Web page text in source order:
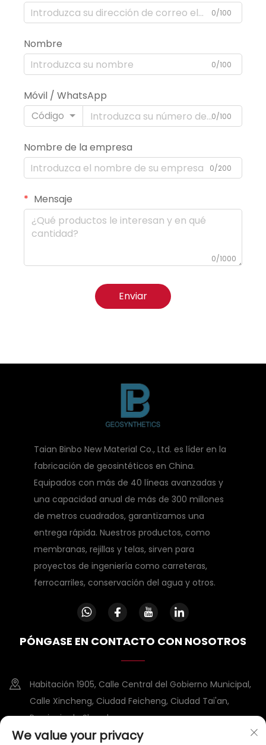
0/100
Nombre
0/100
Móvil / WhatsApp
Código
0/100
Nombre de la empresa
0/200
Mensaje
0/1000
Enviar
Taian Binbo New Material Co., Ltd. es líder en la
fabricación de geosintéticos en China.
Equipados con más de 40 líneas avanzadas y
una capacidad anual de más de 300 millones
de metros cuadrados, garantizamos una
entrega rápida. Nuestros productos, como
membranas, rejillas y telas, sirven para
proyectos de ingeniería como carreteras,
ferrocarriles, conservación del agua y otros.
PÓNGASE EN CONTACTO CON NOSOTROS
Habitación 1905, Calle Central del Gobierno Municipal,
Calle Xincheng, Ciudad Feicheng, Ciudad Tai'an,
Provincia de Shandong
We value your privacy